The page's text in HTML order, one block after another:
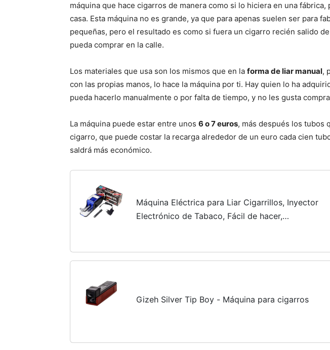
máquina que hace cigarros de manera como si lo hiciera en una fábrica,
casa. Esta máquina no es grande, ya que para apenas suelen ser para
pequeñas, pero el resultado es como si fuera un cigarro recién salido
pueda comprar en la calle.
Los materiales que usa son los mismos que en la forma de liar manual,
con las propias manos, lo hace la máquina por ti. Hay quien lo ha
pueda hacerlo manualmente o por falta de tiempo, y no les gusta
La máquina puede estar entre unos 6 o 7 euros, más después los tubos
cigarro, que puede costar la recarga alrededor de un euro cada cien
saldrá más económico.
Máquina Eléctrica para Liar Cigarrillos, Inyector
Electrónico de Tabaco, Fácil de hacer,
Gizeh Silver Tip Boy - Máquina para cigarros